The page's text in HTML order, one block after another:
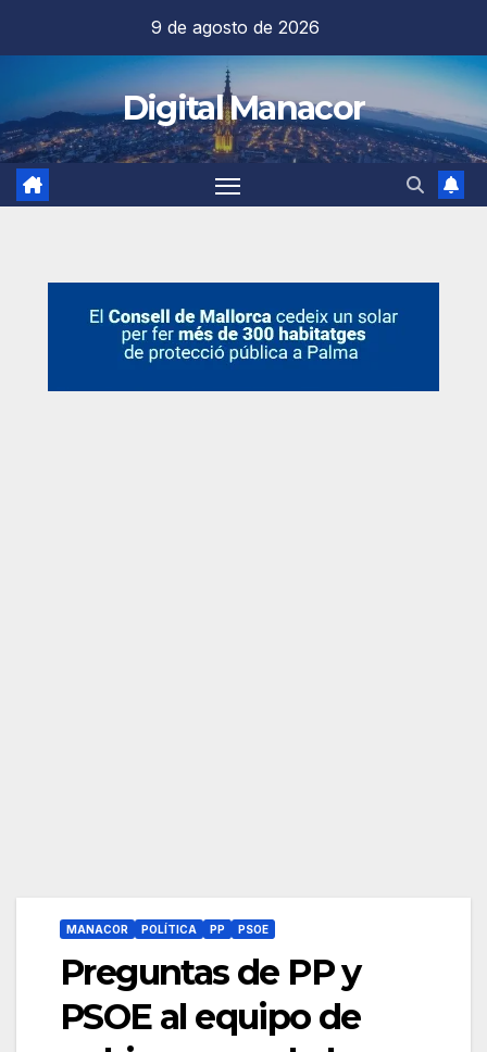
contenido
9 de agosto de 2026
Digital Manacor
MANACOR POLÍTICA PP PSOE
Preguntas de PP y
PSOE al equipo de